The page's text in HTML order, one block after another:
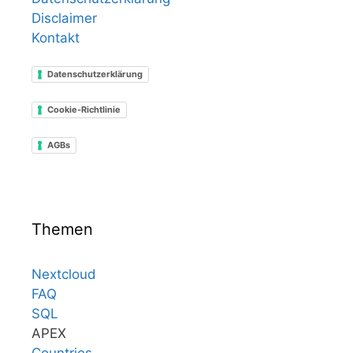
Disclaimer
Kontakt
Datenschutzerklärung
Cookie-Richtlinie
AGBs
Themen
Nextcloud
FAQ
SQL
APEX